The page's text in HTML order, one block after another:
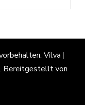
Vilva |
. Bereitgestellt von